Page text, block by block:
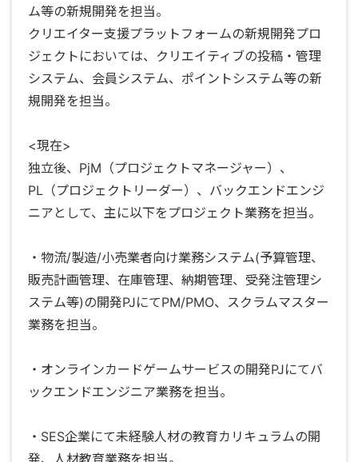
ム等の新規開発を担当。
クリエイター支援プラットフォームの新規開発プロ
ジェクトにおいては、クリエイティブの投稿・管理
システム、会員システム、ポイントシステム等の新
規開発を担当。
<現在>
独立後、PjM（プロジェクトマネージャー）、
PL（プロジェクトリーダー）、バックエンドエンジ
ニアとして、主に以下をプロジェクト業務を担当。
・物流/製造/小売業者向け業務システム(予算管理、
販売計画管理、在庫管理、納期管理、受発注管理シ
ステム等)の開発PJにてPM/PMO、スクラムマスター
業務を担当。
・オンラインカードゲームサービスの開発PJにてバ
ックエンドエンジニア業務を担当。
・SES企業にて未経験人材の教育カリキュラムの開